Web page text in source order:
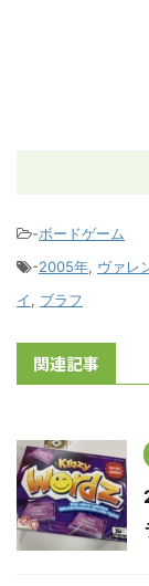
-ボードゲーム
-2005年, ヴァレ
イ, ブラフ
関連記事